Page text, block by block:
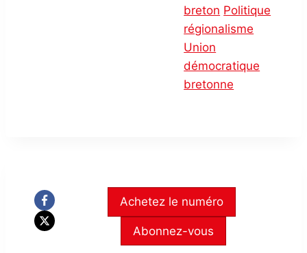
breton Politique
régionalisme
Union
démocratique
bretonne
Achetez le numéro
Abonnez-vous